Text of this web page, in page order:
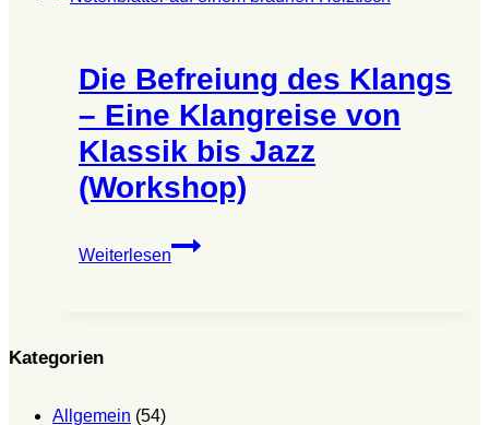
Die Befreiung des Klangs
– Eine Klangreise von
Klassik bis Jazz
(Workshop)
Weiterlesen
Die
Kategorien
Allgemein (54)